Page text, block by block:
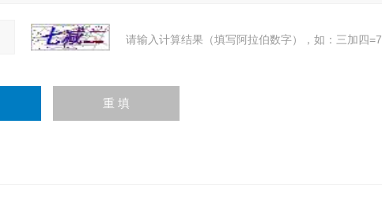
请输入计算结果（填写阿拉伯数字），如：三加四=7